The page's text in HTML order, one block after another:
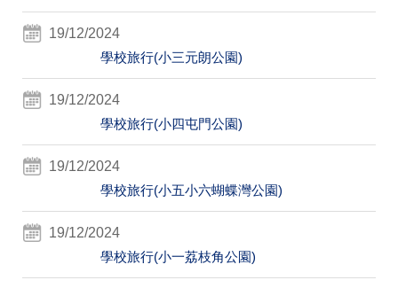
19/12/2024
學校旅行(小三元朗公園)
19/12/2024
學校旅行(小四屯門公園)
19/12/2024
學校旅行(小五小六蝴蝶灣公園)
19/12/2024
學校旅行(小一荔枝角公園)